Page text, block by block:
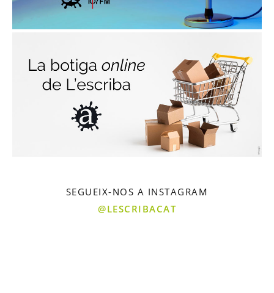
SEGUEIX-NOS A INSTAGRAM
@LESCRIBACAT